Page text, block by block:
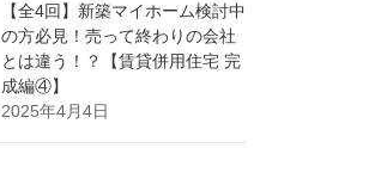
【全4回】新築マイホーム検討中
の方必見！売って終わりの会社
とは違う！？【賃貸併用住宅 完
成編④】
2025年4月4日